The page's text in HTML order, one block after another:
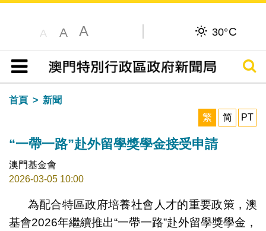
A A A 30°C
目錄
搜尋
首頁
新聞
繁
简 PT
“一帶一路”赴外留學獎學金接受申請
澳門基金會
2026-03-05 10:00
為配合特區政府培養社會人才的重要政策，澳
基會2026年繼續推出“一帶一路”赴外留學獎學金，